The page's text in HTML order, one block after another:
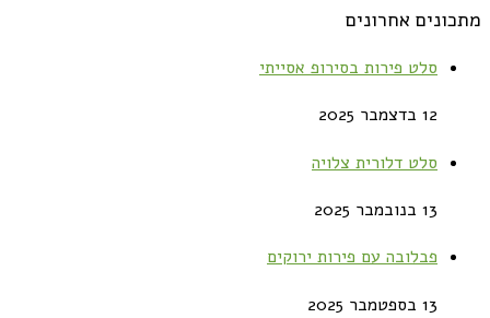
מתכונים אחרונים
סלט פירות בסירופ אסייתי
12 בדצמבר 2025
סלט דלורית צלויה
13 בנובמבר 2025
פבלובה עם פירות ירוקים
13 בספטמבר 2025